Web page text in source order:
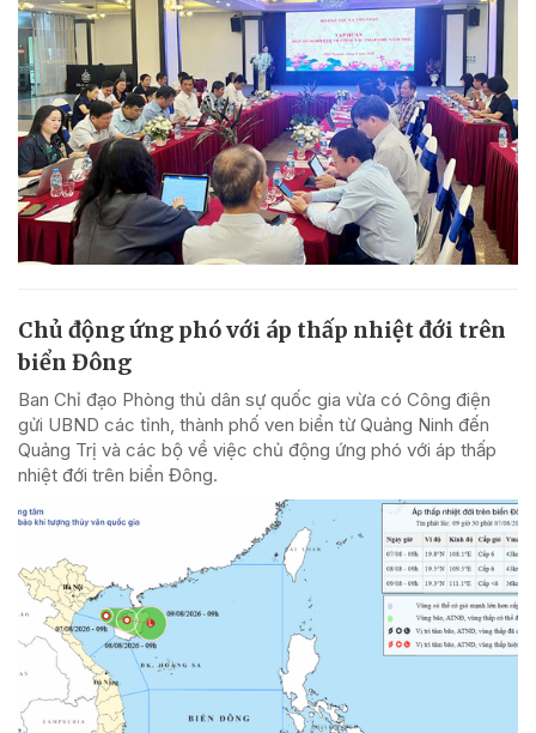
Chủ động ứng phó với áp thấp nhiệt đới trên
biển Đông
Ban Chỉ đạo Phòng thủ dân sự quốc gia vừa có Công điện
gửi UBND các tỉnh, thành phố ven biển từ Quảng Ninh đến
Quảng Trị và các bộ về việc chủ động ứng phó với áp thấp
nhiệt đới trên biển Đông.